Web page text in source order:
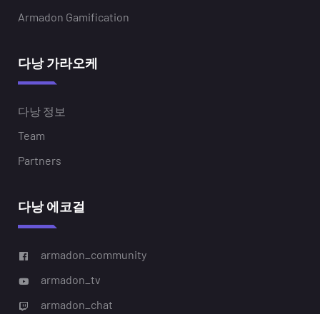
Armadon Gamification
다낭 가라오케
다낭 정보
Team
Partners
다낭 에코걸
armadon_community
armadon_tv
armadon_chat